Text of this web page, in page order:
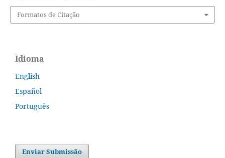
Formatos de Citação
Idioma
English
Español
Português
Enviar Submissão